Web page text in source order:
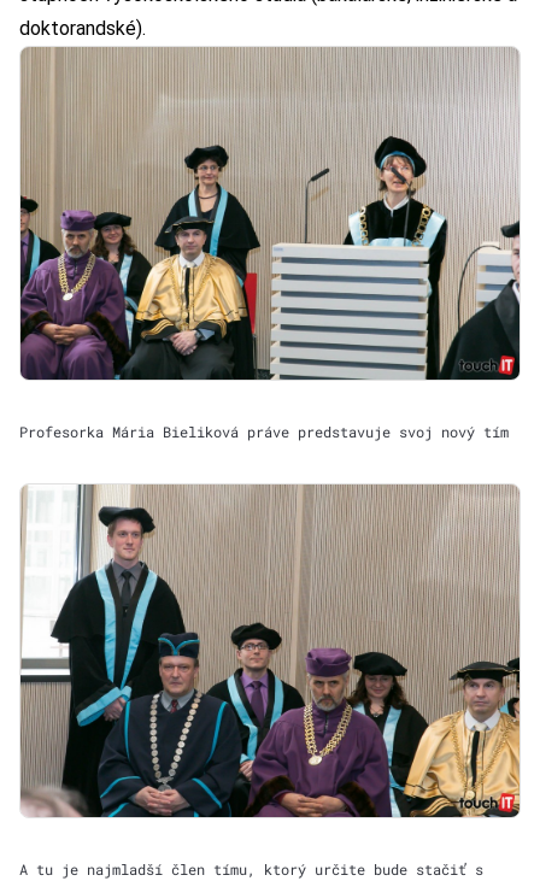
doktorandské).
Profesorka Mária Bieliková práve predstavuje svoj nový tím
A tu je najmladší člen tímu, ktorý určite bude stačiť s